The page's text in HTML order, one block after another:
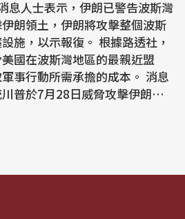
息人士表示，伊朗已警告波斯灣
朗領土，伊朗將攻擊整個波斯
報復。 根據路透社，
國在波斯灣地區的最親近盟
行動所需承擔的成本。 消息
普於7月28日威脅攻擊伊朗能源